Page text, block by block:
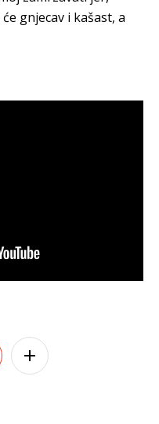
gnjecav i kašast, a